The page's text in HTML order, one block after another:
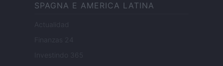
SPAGNA E AMERICA LATINA
Actualidad
Finanzas 24
Investindo 365